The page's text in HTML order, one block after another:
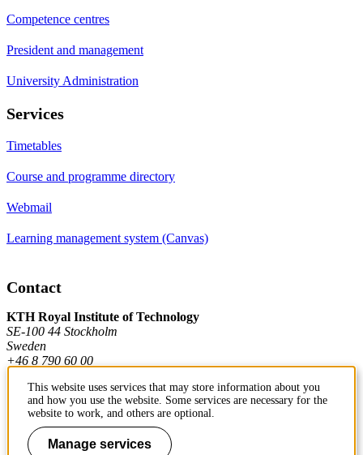
Competence centres
President and management
University Administration
Services
Timetables
Course and programme directory
Webmail
Learning management system (Canvas)
Contact
KTH Royal Institute of Technology
SE-100 44 Stockholm
Sweden
+46 8 790 60 00
Contact KTH
Work at KTH
This website uses services that may store information about you
and how you use the website. Some services are necessary for the
website to work, and others are optional.
Manage services